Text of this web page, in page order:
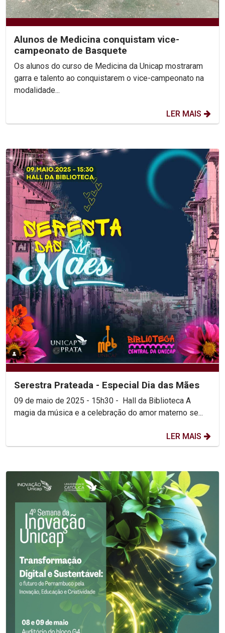
Alunos de Medicina conquistam vice-
campeonato de Basquete
Os alunos do curso de Medicina da Unicap mostraram
garra e talento ao conquistarem o vice-campeonato na
modalidade...
LER MAIS
Serestra Prateada - Especial Dia das Mães
09 de maio de 2025 - 15h30 - Hall da Biblioteca A
magia da música e a celebração do amor materno se...
LER MAIS